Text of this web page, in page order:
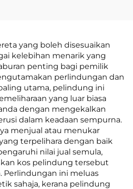
yang boleh disesuaikan
kelebihan menarik yang
penting bagi pemilik
perlindungan dan
utama, pelindung ini
yang luar biasa
dengan mengekalkan
dalam keadaan sempurna.
menjual atau menukar
terpelihara dengan baik
nilai jual semula,
kos pelindung tersebut
Perlindungan ini meluas
sahaja, kerana pelindung